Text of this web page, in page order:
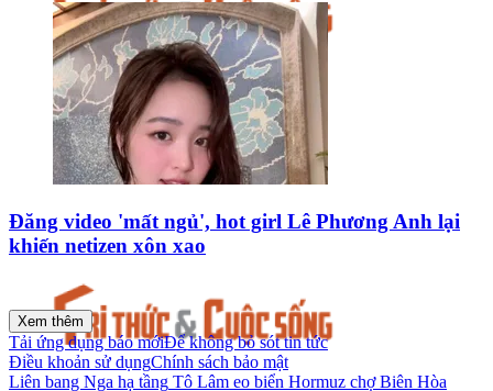
Đăng video 'mất ngủ', hot girl Lê Phương Anh lại
khiến netizen xôn xao
Xem thêm
Tải ứng dụng báo mớiĐể không bỏ sót tin tức
Điều khoản sử dụngChính sách bảo mật
Liên bang Nga hạ tầng Tô Lâm eo biển Hormuz chợ Biên Hòa